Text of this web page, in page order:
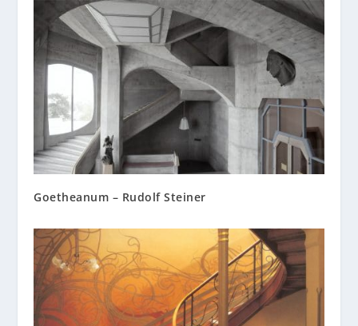
Goetheanum – Rudolf Steiner